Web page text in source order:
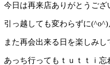
今日は再来店ありがとうござ
引っ越しても変わらずに(^o^)
また再会出来る日を楽しみし
あっち行ってもｔｕｔｔｉ忘